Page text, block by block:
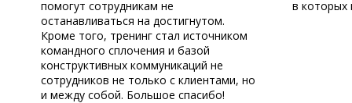
помогут сотрудникам не
останавливаться на достигнутом.
Кроме того, тренинг стал источником
командного сплочения и базой
конструктивных коммуникаций не
сотрудников не только с клиентами, но
и между собой. Большое спасибо!
в которых